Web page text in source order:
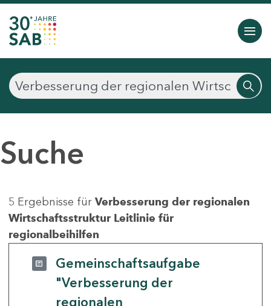
Suche
5 Ergebnisse für Verbesserung der regionalen
Wirtschaftsstruktur Leitlinie für
regionalbeihilfen
Gemeinschaftsaufgabe
"Verbesserung der
regionalen